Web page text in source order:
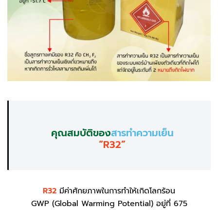
คุณสมบัติของสารทำความเย็น
“R32”
R32 มีค่าศักยภาพในการทำให้เกิดโลกร้อน
GWP (Global Warming Potential) อยู่ที่ 675